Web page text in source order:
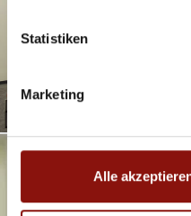
Statistiken
Marketing
Alle